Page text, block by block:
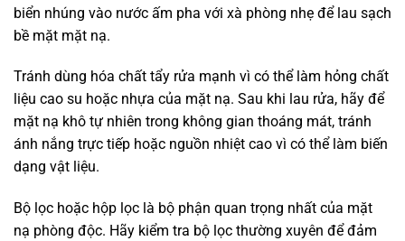
biển nhúng vào nước ấm pha với xà phòng nhẹ để lau sạch
bề mặt mặt nạ.
Tránh dùng hóa chất tẩy rửa mạnh vì có thể làm hỏng chất
liệu cao su hoặc nhựa của mặt nạ. Sau khi lau rửa, hãy để
mặt nạ khô tự nhiên trong không gian thoáng mát, tránh
ánh nắng trực tiếp hoặc nguồn nhiệt cao vì có thể làm biến
dạng vật liệu.
Bộ lọc hoặc hộp lọc là bộ phận quan trọng nhất của mặt
nạ phòng độc. Hãy kiểm tra bộ lọc thường xuyên để đảm